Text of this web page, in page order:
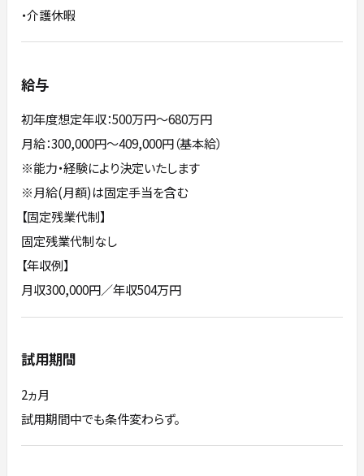
・介護休暇
給与
初年度想定年収：500万円〜680万円
月給：300,000円～409,000円（基本給）
※能力・経験により決定いたします
※月給(月額)は固定手当を含む
【固定残業代制】
固定残業代制なし
【年収例】
月収300,000円／年収504万円
試用期間
2ヵ月
試用期間中でも条件変わらず。